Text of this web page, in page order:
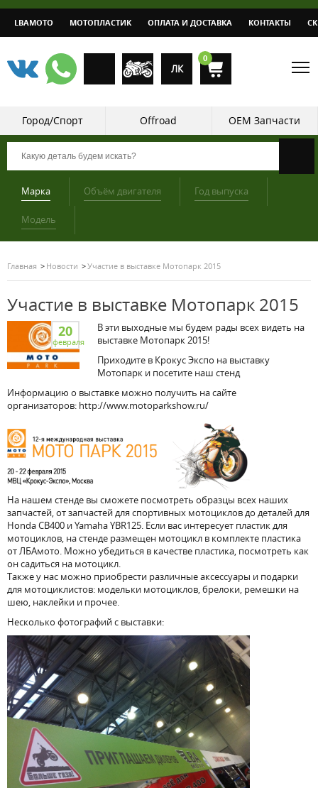
LBAMOTO МОТОПЛАСТИК ОПЛАТА И ДОСТАВКА КОНТАКТЫ
ЛК
0
Город/Спорт Offroad OEM Запчасти
Марка Объём двигателя Год выпуска
Модель
Главная Новости Участие в выставке Мотопарк 2015
Участие в выставке Мотопарк 2015
20
февраля
В эти выходные мы будем рады всех видеть на
выставке Мотопарк 2015!
Приходите в Крокус Экспо на выставку
Мотопарк и посетите наш стенд
Информацию о выставке можно получить на сайте
организаторов: http://www.motoparkshow.ru/
На нашем стенде вы сможете посмотреть образцы всех наших
запчастей, от запчастей для спортивных мотоциклов до деталей для
Honda CB400 и Yamaha YBR125. Если вас интересует пластик для
мотоциклов, на стенде размещен мотоцикл в комплекте пластика
от ЛБАмото. Можно убедиться в качестве пластика, посмотреть как
он садиться на мотоцикл.
Также у нас можно приобрести различные аксессуары и подарки
для мотоциклистов: модельки мотоциклов, брелоки, ремешки на
шею, наклейки и прочее.
Несколько фотографий с выставки: